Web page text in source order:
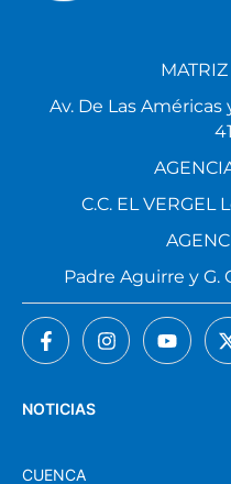
NOTICIAS
CUENCA
Av. De Las Américas
C.C. EL VERGEL
Padre Aguirre y G.